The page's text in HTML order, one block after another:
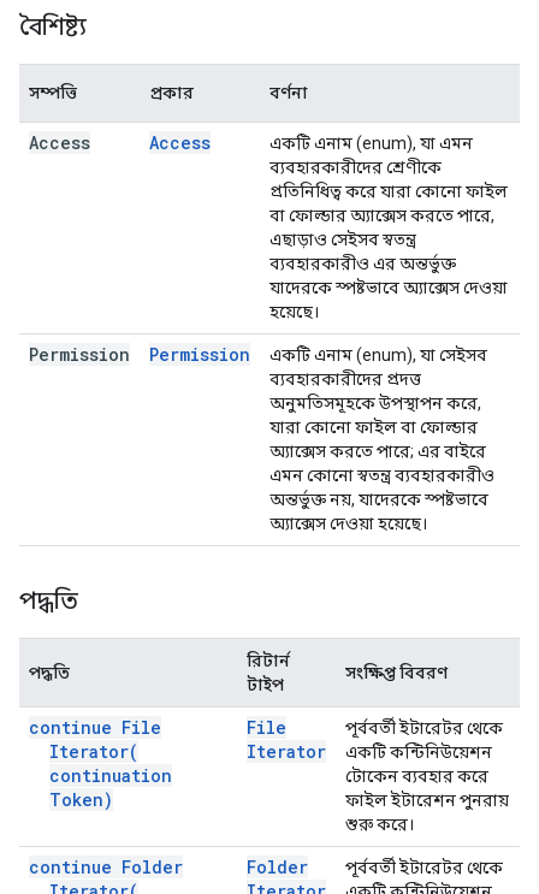
বৈশিষ্ট্য
সম্পত্তি প্রকার বর্ণনা
Access Access
একটি এনাম (enum), যা এমন
ব্যবহারকারীদের শ্রেণীকে
প্রতিনিধিত্ব করে যারা কোনো ফাইল
বা ফোল্ডার অ্যাক্সেস করতে পারে,
এছাড়াও সেইসব স্বতন্ত্র
ব্যবহারকারীও এর অন্তর্ভুক্ত
যাদেরকে স্পষ্টভাবে অ্যাক্সেস দেওয়া
হয়েছে।
Permission Permission
একটি এনাম (enum), যা সেইসব
ব্যবহারকারীদের প্রদত্ত
অনুমতিসমূহকে উপস্থাপন করে,
যারা কোনো ফাইল বা ফোল্ডার
অ্যাক্সেস করতে পারে; এর বাইরে
এমন কোনো স্বতন্ত্র ব্যবহারকারীও
অন্তর্ভুক্ত নয়, যাদেরকে স্পষ্টভাবে
অ্যাক্সেস দেওয়া হয়েছে।
পদ্ধতি
পদ্ধতি
রিটার্ন
টাইপ
সংক্ষিপ্ত বিবরণ
continue File
Iterator(
continuation
Token)
File
Iterator
পূর্ববর্তী ইটারেটর থেকে
একটি কন্টিনিউয়েশন
টোকেন ব্যবহার করে
ফাইল ইটারেশন পুনরায়
শুরু করে।
continue Folder
Folder
পূর্ববর্তী ইটারেটর থেকে